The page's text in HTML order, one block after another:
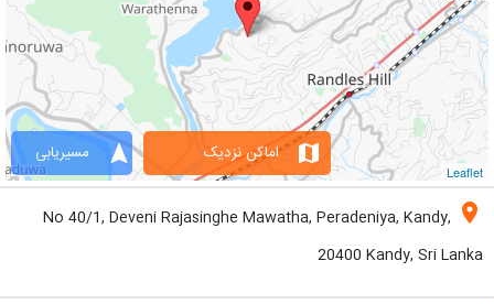
Leaflet
navigation مسیریابی map اماکن نزدیک
location_on
No 40/1, Deveni Rajasinghe Mawatha, Peradeniya, Kandy,
20400 Kandy, Sri Lanka